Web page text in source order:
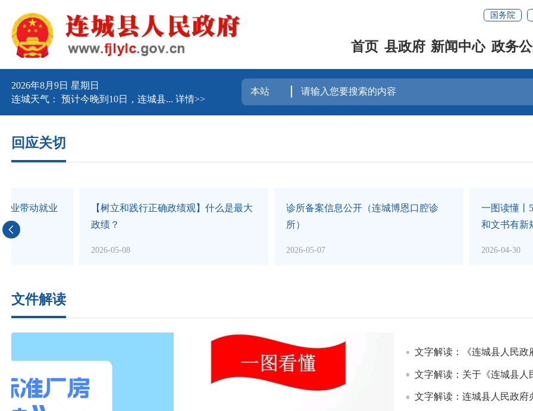
国务院
首页 县政府 新闻中心 政务
2026年8月9日 星期日
连城天气： 预计今晚到10日，连城县...详情>>
回应关切
一图读懂丨5月1日起经营主体登记材料
欢度五一，平安 “燃” 行｜燃气安全温馨
连城县人力资源和社会保障
征集我县人力资源和社会保
文件解读
文字解读：《连城县人民政府印发连
文字解读：关于《连城县人民政府印发连城县关
文字解读：连城县人民政府办